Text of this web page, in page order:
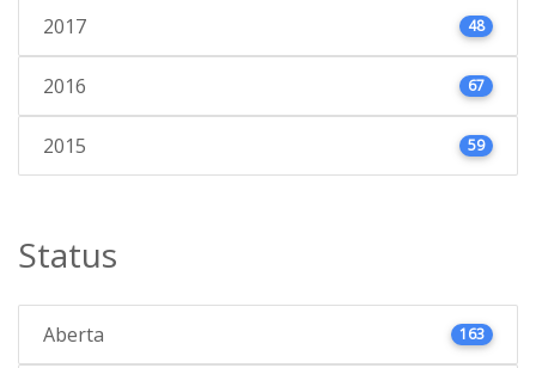
2017 48
2016 67
2015 59
Status
Aberta 163